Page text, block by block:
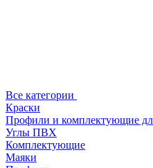
Все категории
Краски
Профили и комплектующие
Углы ПВХ
Комплектующие
Маяки